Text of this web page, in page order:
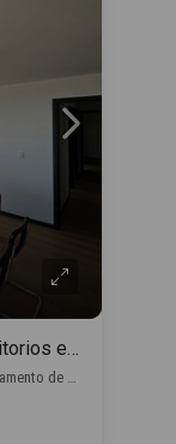
Apartamento Penthouse 3 dormitorios en venta en Barra de Carrasco
, Av. del Parque, Ciudad de la Costa Departamento de Canelones, Uruguay, Barra de Carrasco, Ciudad de la Costa